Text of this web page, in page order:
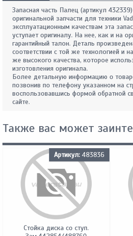
Запасная часть Палец (артикул
оригинальной запчасти для техники
эксплуатационным качествам эта
уступает оригиналу. На нее, как и на
гарантийный талон. Деталь
соответствии с той же технологией и
же высокого качества, которое
изготовления оригинала.
Более детальную информацию о
позвонив по телефону указанном на
воспользовавшись формой обратной
сайте.
Также вас может
Артикул: 483836
Стойка диска со ступ.